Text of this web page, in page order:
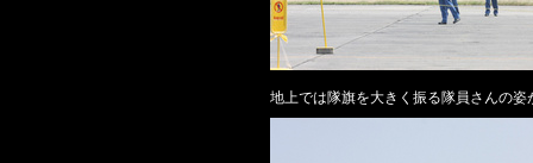
地上では隊旗を大きく振る隊員さんの姿